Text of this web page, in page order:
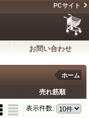
PCサイト
お問い合わせ
ホーム
売れ筋順
表示件数: